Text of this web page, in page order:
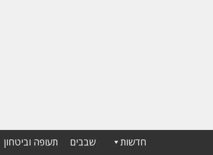
חדשות שבבים תעופה וביטחון